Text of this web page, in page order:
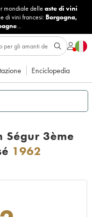
mondiale delle aste di vini
di vini francesi: Borgogna,
...
Enciclopedia
Ségur 3ème
1962